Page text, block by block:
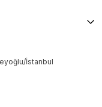
da gönderim yaptıklarını
İstanbul